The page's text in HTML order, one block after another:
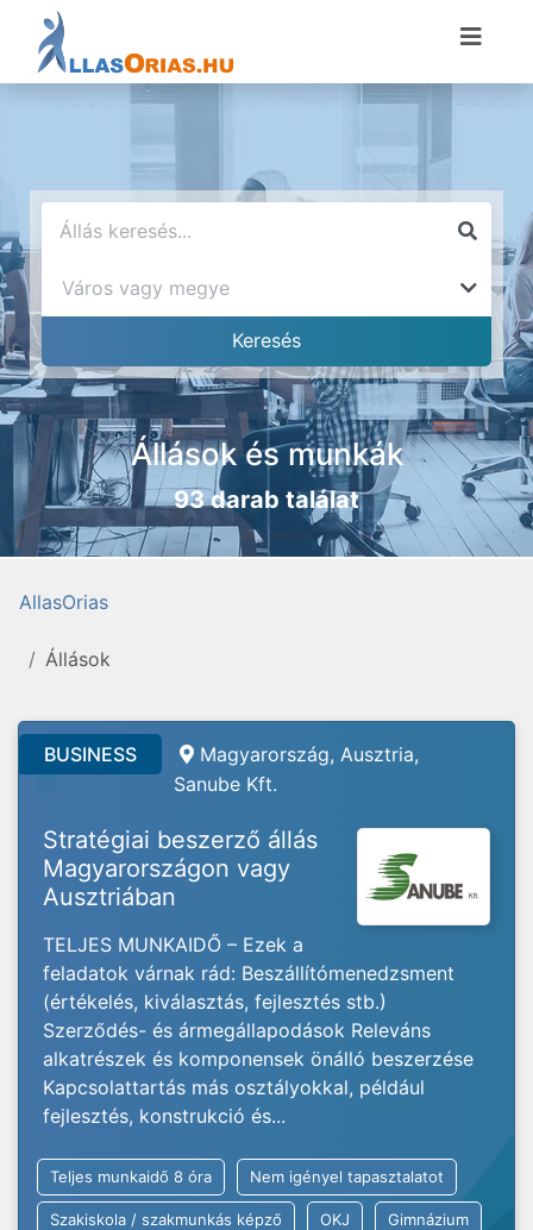
Állások és munkák
93 darab találat
AllasOrias
Állások
BUSINESS
Magyarország, Ausztria,
Sanube Kft.
Stratégiai beszerző állás
Magyarországon vagy
Ausztriában
TELJES MUNKAIDŐ – Ezek a
feladatok várnak rád: Beszállítómenedzsment
(értékelés, kiválasztás, fejlesztés stb.)
Szerződés- és ármegállapodások Releváns
alkatrészek és komponensek önálló beszerzése
Kapcsolattartás más osztályokkal, például
fejlesztés, konstrukció és...
Teljes munkaidő 8 óra Nem igényel tapasztalatot
Szakiskola / szakmunkás képző OKJ Gimnázium